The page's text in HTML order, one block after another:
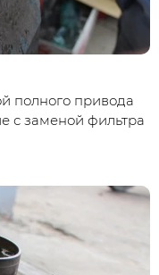
полного привода
с заменой фильтра